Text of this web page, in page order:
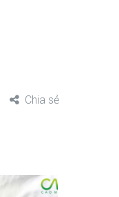
Chia sẻ